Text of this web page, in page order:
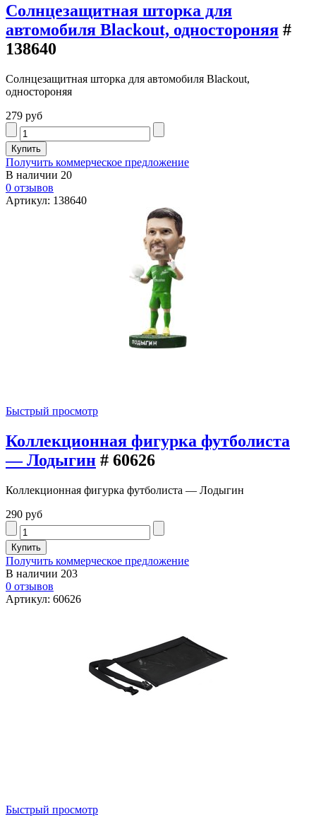
Солнцезащитная шторка для
автомобиля Blackout, одностороняя #
138640
Солнцезащитная шторка для автомобиля Blackout,
одностороняя
279 руб
Получить коммерческое предложение
В наличии 20
0 отзывов
Артикул: 138640
Быстрый просмотр
Коллекционная фигурка футболиста
— Лодыгин # 60626
Коллекционная фигурка футболиста — Лодыгин
290 руб
Получить коммерческое предложение
В наличии 203
0 отзывов
Артикул: 60626
Быстрый просмотр